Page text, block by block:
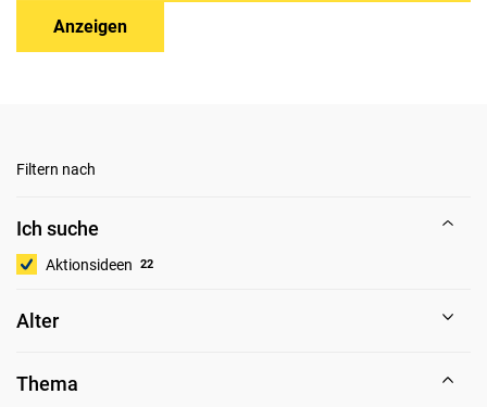
Anzeigen
Filtern nach
Ich suche
Aktionsideen 22
Alter
Thema